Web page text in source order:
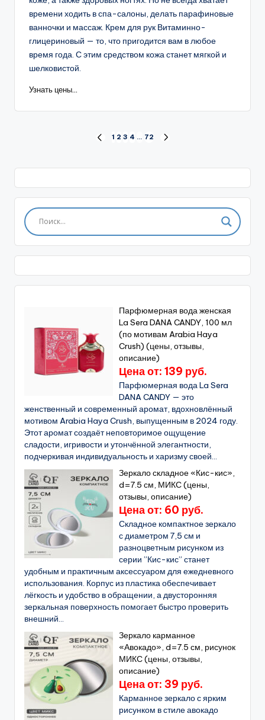
времени ходить в спа-салоны, делать парафиновые
ванночки и массаж. Крем для рук Витаминно-
глицериновый — то, что пригодится вам в любое
время года. С этим средством кожа станет мягкой и
шелковистой.
Узнать цены...
Пагинация
записей
ПРЕД.
1 2 3 4 … 72
Парфюмерная вода женская
La Sera DANA CANDY, 100 мл
(по мотивам Arabia Haya
Crush) (цены, отзывы,
описание)
Цена от: 139 руб.
Парфюмерная вода La Sera
DANA CANDY — это
женственный и современный аромат, вдохновлённый
мотивом Arabia Haya Crush, выпущенным в 2024 году.
Этот аромат создаёт неповторимое ощущение
сладости, игривости и утончённой элегантности,
подчеркивая индивидуальность и харизму своей...
Зеркало складное «Кис-кис»,
d=7.5 см, МИКС (цены,
отзывы, описание)
Цена от: 60 руб.
Складное компактное зеркало
с диаметром 7,5 см и
разноцветным рисунком из
серии ”Кис-кис” станет
удобным и практичным аксессуаром для ежедневного
использования. Корпус из пластика обеспечивает
лёгкость и удобство в обращении, а двусторонняя
зеркальная поверхность помогает быстро проверить
внешний...
Зеркало карманное
«Авокадо», d=7.5 см, рисунок
МИКС (цены, отзывы,
описание)
Цена от: 39 руб.
Карманное зеркало с ярким
рисунком в стиле авокадо